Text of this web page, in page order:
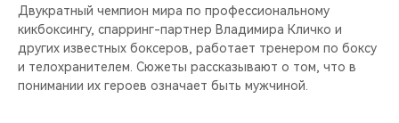
Двукратный чемпион мира по профессиональному
кикбоксингу, спарринг-партнер Владимира Кличко и
других известных боксеров, работает тренером по боксу
и телохранителем. Сюжеты рассказывают о том, что в
понимании их героев означает быть мужчиной.